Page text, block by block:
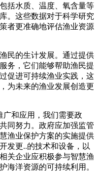
括水质、温度、氧含量等
。这些数据对于科学研究
者更准确地评估渔业资源
民的生计发展。通过提供
务，它们能够帮助渔民提
促进可持续渔业实践，这
为未来的渔业发展创造更
广和应用，我们需要政
同努力。政府应加强监管
渔业保护方案的实施提供
发更..的技术和设备，以
关企业应积极参与智慧渔
海洋资源的可持续利用。